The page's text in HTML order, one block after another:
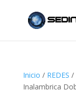
Inicio / REDES /
Inalambrica